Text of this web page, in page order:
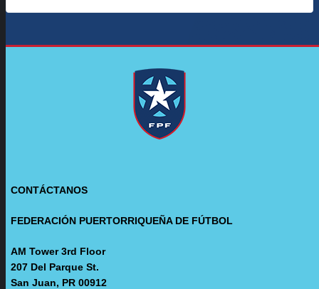
CONTÁCTANOS
FEDERACIÓN PUERTORRIQUEÑA DE FÚTBOL
AM Tower 3rd Floor
207 Del Parque St.
San Juan, PR 00912